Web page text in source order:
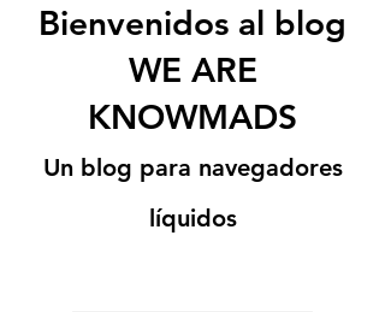
Bienvenidos al blog
WE ARE
KNOWMADS
Un blog para navegadores
líquidos